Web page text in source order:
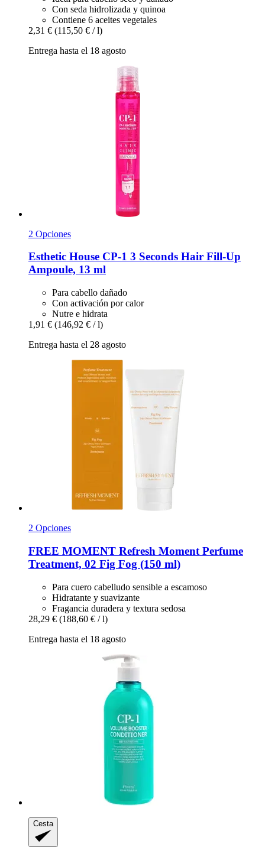
Con seda hidrolizada y quinoa
Contiene 6 aceites vegetales
2,31 € (115,50 € / l)
Entrega hasta el 18 agosto
2 Opciones
Esthetic House CP-​1 3 Seconds Hair Fill-​Up
Ampoule, 13 ml
Para cabello dañado
Con activación por calor
Nutre e hidrata
1,91 € (146,92 € / l)
Entrega hasta el 28 agosto
2 Opciones
FREE MOMENT Refresh Moment Perfume
Treatment, 02 Fig Fog (150 ml)
Para cuero cabelludo sensible a escamoso
Hidratante y suavizante
Fragancia duradera y textura sedosa
28,29 € (188,60 € / l)
Entrega hasta el 18 agosto
Cesta